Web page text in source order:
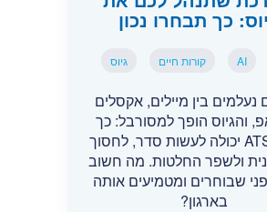
כך תבחרו נכון
AI קורות חיים גיוס
נעלמים בין מיילים, אקסלים
והגיוס הופך למסורבל: כך
מערכת ATS יכולה לעשות סדר, לחסוך
ולשפר החלטות. מה חשוב
שבוחרים ומטמיעים אותה
בארגון?